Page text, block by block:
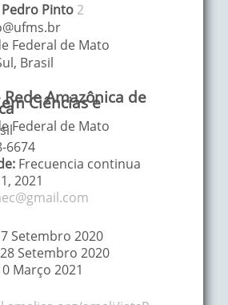
Pinto 2
Federal de Mato
, Brasil
Rede Amazônica de
Ciências e
Federal de Mato
6674
Frecuencia continua
2021
Setembro 2020
28 Setembro 2020
Março 2021